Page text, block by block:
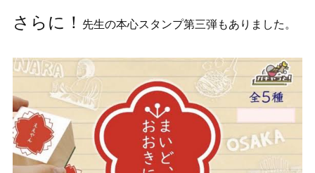
さらに！ 先生の本心スタンプ第三弾もありました。